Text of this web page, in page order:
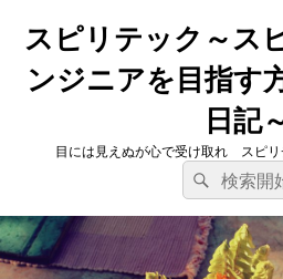
スピリテック～ス
ンジニアを目指す
日記
目には見えぬが心で受け取れ スピ
検
索
対
象:
検
索